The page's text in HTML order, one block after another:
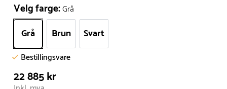
Velg farge:Grå
Grå Brun Svart
Bestillingsvare
22 885 kr